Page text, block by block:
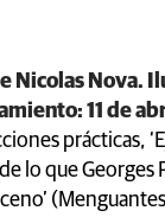
Nicolas Nova.
11 de
prácticas,
lo que Georges